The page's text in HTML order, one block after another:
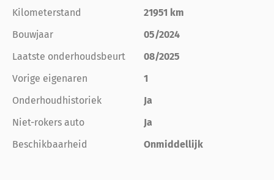
Kilometerstand
21951 km
Bouwjaar
05/2024
Laatste onderhoudsbeurt
08/2025
Vorige eigenaren
1
Onderhoudhistoriek
Ja
Niet-rokers auto
Ja
Beschikbaarheid
Onmiddellijk